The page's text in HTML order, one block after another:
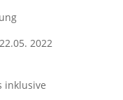
2022
inklusive